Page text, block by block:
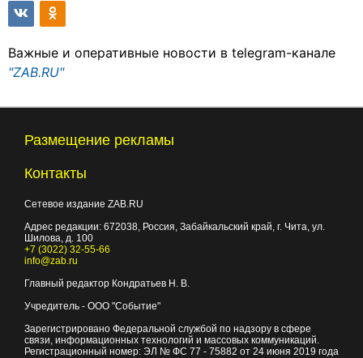
Важные и оперативные новости в telegram-канале
"ZAB.RU"
Размещение рекламы
Контакты
Сетевое издание ZAB.RU
Адрес редакции: 672038, Россия, Забайкальский край, г. Чита, ул.
Шилова, д. 100
+7 (3022) 32-55-66
info@zab.ru
Главный редактор Кондратьев Н. В.
Учредитель - ООО "Событие"
Зарегистрировано Федеральной службой по надзору в сфере
связи, информационных технологий и массовых коммуникаций.
Регистрационный номер: ЭЛ № ФС 77 - 75882 от 24 июня 2019 года